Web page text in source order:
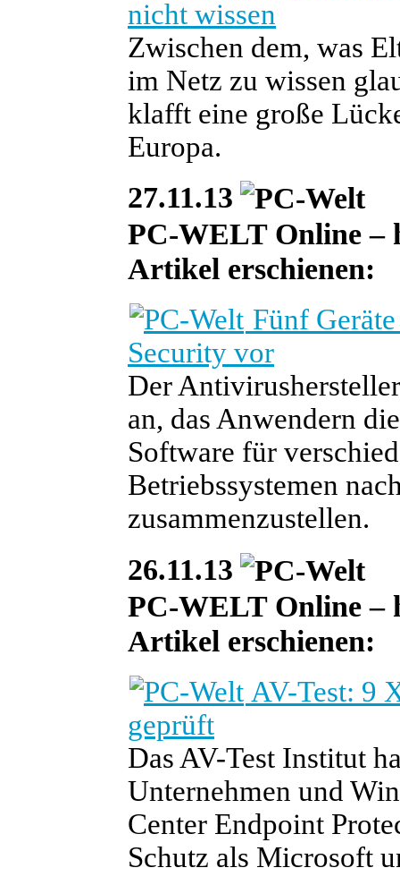
nicht wissen
Zwischen dem, was
im Netz zu wissen
klafft eine große
Europa.
27.11.13
PC-WELT Online –
Artikel erschienen:
Fünf
Security vor
Der
an, das Anwendern
Software für
Betriebssystemen
zusammenzustellen.
26.11.13
PC-WELT Online –
Artikel erschienen:
AV-Test: 9
geprüft
Das AV-Test Institut
Unternehmen und
Center Endpoint
Schutz als Microsoft